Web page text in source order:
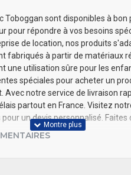
Toboggan sont disponibles à bon
pour répondre à vos besoins
de location, nos produits
fabriqués à partir de matériaux
une utilisation sûre pour les
spéciales pour acheter un
notre service de livraison
partout en France. Visitez
un devis personnalisé. Faites